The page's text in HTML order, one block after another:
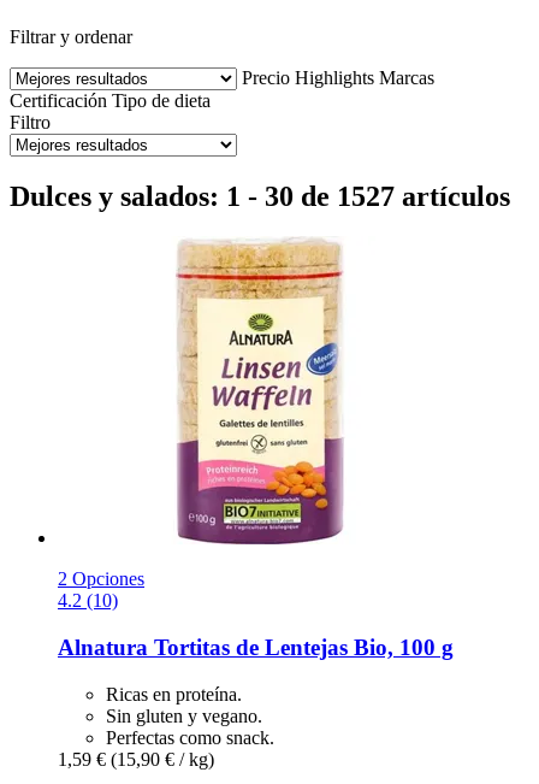
Filtrar y ordenar
Precio Highlights Marcas
Certificación Tipo de dieta
Filtro
Dulces y salados: 1 - 30 de 1527 artículos
2 Opciones
4.2 (10)
Alnatura Tortitas de Lentejas Bio, 100 g
Ricas en proteína.
Sin gluten y vegano.
Perfectas como snack.
1,59 € (15,90 € / kg)